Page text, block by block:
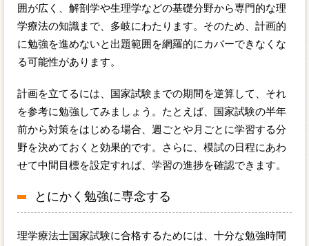
囲が広く、解剖学や生理学などの基礎分野から専門的な理
学療法の知識まで、多岐にわたります。そのため、計画的
に勉強を進めないと出題範囲を網羅的にカバーできなくな
る可能性があります。
計画を立てるには、国家試験までの期間を逆算して、それ
を参考に勉強してみましょう。たとえば、国家試験の半年
前から対策をはじめる場合、週ごとや月ごとに学習する分
野を決めておくと効果的です。さらに、模試の日程にあわ
せて中間目標を設定すれば、学習の進捗を確認できます。
とにかく勉強に専念する
理学療法士国家試験に合格するためには、十分な勉強時間